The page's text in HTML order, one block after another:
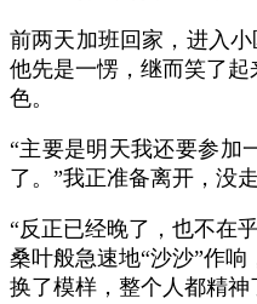
前两天加班回家，进入
他先是一愣，继而笑了
色。
“主要是明天我还要参加
了。”我正准备离开，没
“反正已经晚了，也不在
桑叶般急速地“沙沙”作
换了模样，整个人都精神